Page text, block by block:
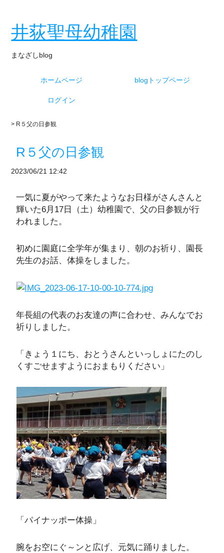
井荻聖母幼稚園
まなざしblog
ホームページ blogトップページ
ログイン
> R５父の日参観
R５父の日参観
2023/06/21 12:42
一気に夏がやって来たようなお日様がさんさんと
輝いた6月17日（土）幼稚園で、父の日参観が行
われました。
初めに園庭に全学年が集まり、朝のお祈り、園長
先生のお話、体操をしました。
年長組の代表のお友達の声に合わせ、みんなでお
祈りしました。
「きょう１にち、おとうさんといっしょにたのし
くすごせますようにおまもりください」
「パイナッポー体操」
腕をお空にぐ～ンと広げ、元気に踊りました。